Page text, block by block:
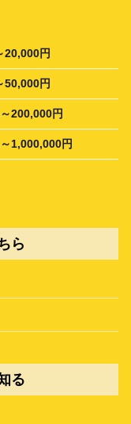
20,000円
50,000円
200,000円
1,000,000円
ら
る